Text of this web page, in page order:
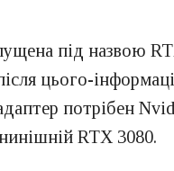
під назвою
цього-
потрібен
RTX 3080.